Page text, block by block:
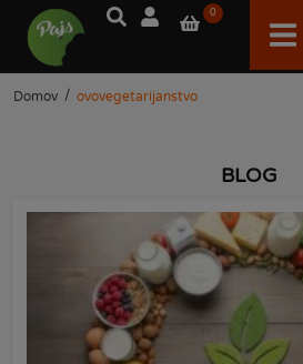
0
Domov / ovovegetarijanstvo
BLOG